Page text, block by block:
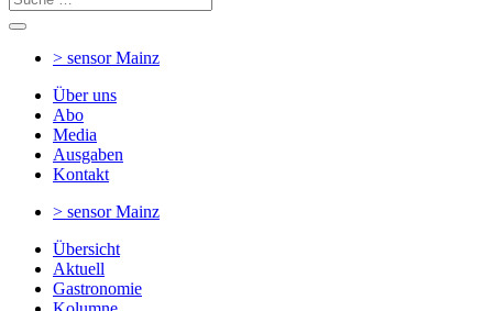
> sensorMainz
Über uns
Abo
Media
Ausgaben
Kontakt
> sensorMainz
Übersicht
Aktuell
Gastronomie